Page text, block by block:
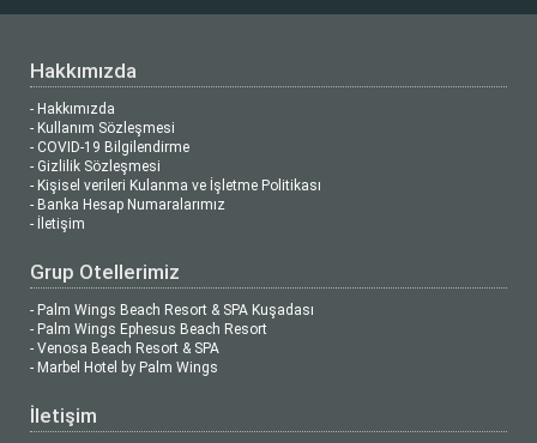
Hakkımızda
- Hakkımızda
- Kullanım Sözleşmesi
- COVID-19 Bilgilendirme
- Gizlilik Sözleşmesi
- Kişisel verileri Kulanma ve İşletme Politikası
- Banka Hesap Numaralarımız
- İletişim
Grup Otellerimiz
- Palm Wings Beach Resort & SPA Kuşadası
- Palm Wings Ephesus Beach Resort
- Venosa Beach Resort & SPA
- Marbel Hotel by Palm Wings
İletişim